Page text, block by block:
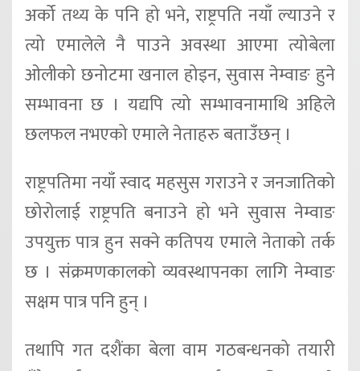
अर्को तथ्य के पनि हो भने, राष्ट्रपति नयाँ ल्याउने र
त्यो एमालेले नै पाउने अवस्था आएमा त्योबेला
ओलीको छनोटमा खनाल होइन, सुवास नेम्वाङ हुने
सम्भावना छ । यद्यपि त्यो सम्भावनामाथि अहिले
छलफल नभएको एमाले नेताहरु बताउँछन् ।
राष्ट्रपतिमा नयाँ स्वाद महसुस गराउने र जनजातिको
छोरोलाई राष्ट्रपति बनाउने हो भने सुवास नेम्वाङ
उपयुक्त पात्र हुन सक्ने कतिपय एमाले नेताको तर्क
छ । संक्रमणकालको व्यवस्थापनका लागि नेम्वाङ
सक्षम पात्र पनि हुन् ।
तथापि गत दशैंका बेला वाम गठबन्धनको तयारी